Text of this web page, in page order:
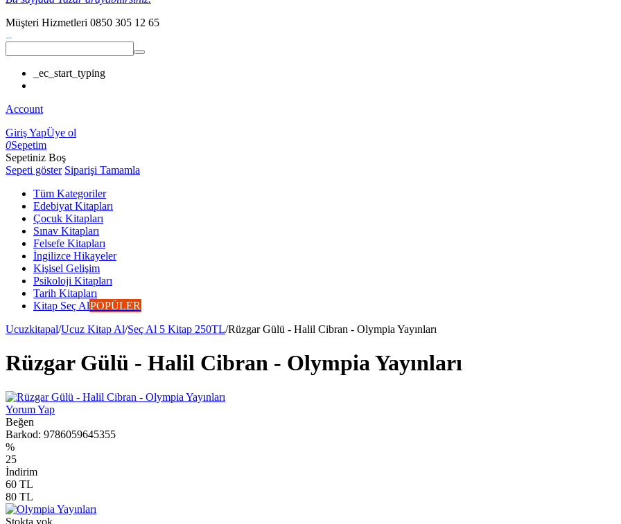
Müşteri Hizmetleri 0850 305 12 65
_ec_start_typing
Account
Giriş YapÜye ol
0Sepetim
Sepetiniz Boş
Sepeti göster Siparişi Tamamla
Tüm Kategoriler
Edebiyat Kitapları
Çocuk Kitapları
Sınav Kitapları
Felsefe Kitapları
İngilizce Hikayeler
Kişisel Gelişim
Psikoloji Kitapları
Tarih Kitapları
Kitap Seç AlPOPÜLER
Ucuzkitapal/Ucuz Kitap Al/Seç Al 5 Kitap 250TL/Rüzgar Gülü - Halil Cibran - Olympia Yayınları
Rüzgar Gülü - Halil Cibran - Olympia Yayınları
Yorum Yap
Beğen
Barkod: 9786059645355
%
25
İndirim
60 TL
80 TL
Stokta yok